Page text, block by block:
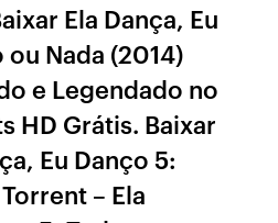
Ela Dança, Eu
Nada (2014)
e Legendado no
HD Grátis. Baixar
Eu Danço 5:
– Ela